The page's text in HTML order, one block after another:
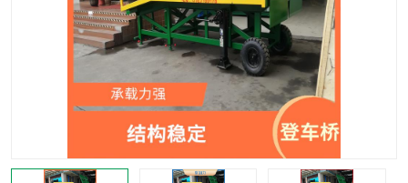
集装箱装柜平台 油桶夹具